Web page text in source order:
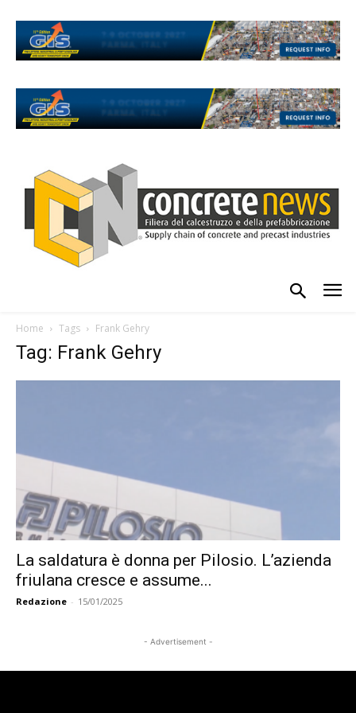
Home Tags Frank Gehry
Tag: Frank Gehry
La saldatura è donna per Pilosio. L’azienda
friulana cresce e assume...
Redazione - 15/01/2025
- Advertisement -